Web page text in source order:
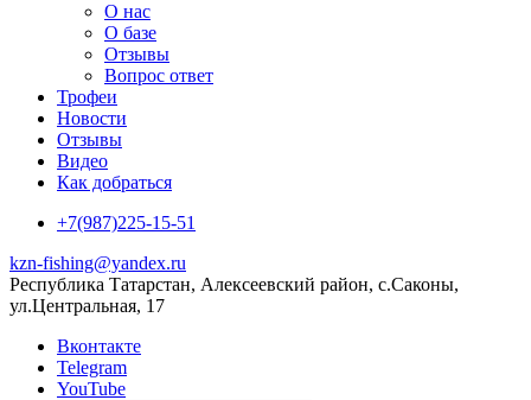
О нас
О базе
Отзывы
Вопрос ответ
Трофеи
Новости
Отзывы
Видео
Как добраться
+7(987)225-15-51
kzn-fishing@yandex.ru
Республика Татарстан, Алексеевский район, с.Саконы,
ул.Центральная, 17
Вконтакте
Telegram
YouTube